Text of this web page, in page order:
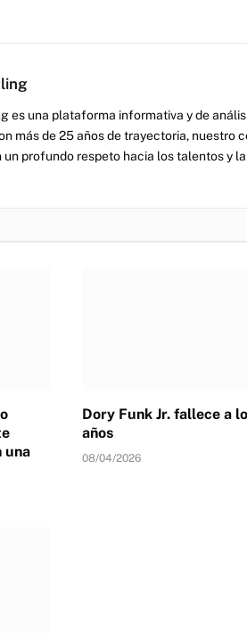
es una plataforma informativa y de
más de 25 años de trayectoria,
un profundo respeto hacia los talentos y
una
Dory Funk Jr. fallece a
años
08/04/2026